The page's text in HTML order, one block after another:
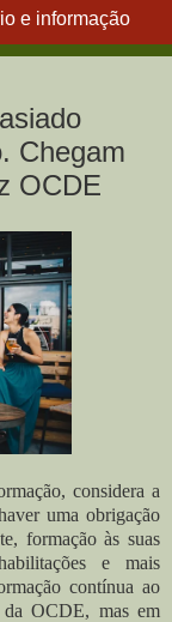
e informação
Chegam
OCDE
considera a
uma obrigação
formação às suas
e mais
contínua ao
OCDE, mas em